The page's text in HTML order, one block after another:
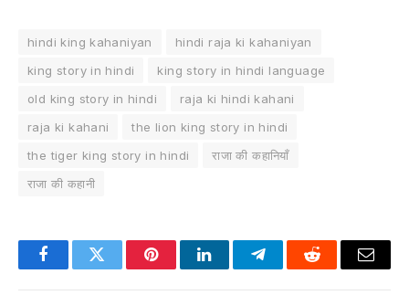
hindi king kahaniyan
hindi raja ki kahaniyan
king story in hindi
king story in hindi language
old king story in hindi
raja ki hindi kahani
raja ki kahani
the lion king story in hindi
the tiger king story in hindi
राजा की कहानियाँ
राजा की कहानी
FacebookTwitter PinterestLinkedInTelegramReddit Email